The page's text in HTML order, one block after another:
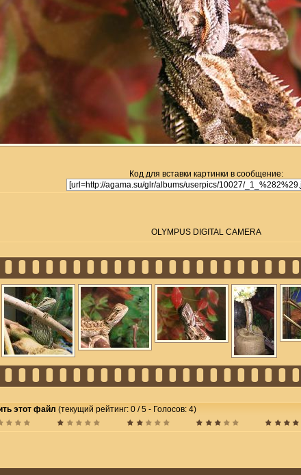
Код для вставки картинки в сообщение:
OLYMPUS DIGITAL CAMERA
этот файл (текущий рейтинг: 0 / 5 - Голосов: 4)